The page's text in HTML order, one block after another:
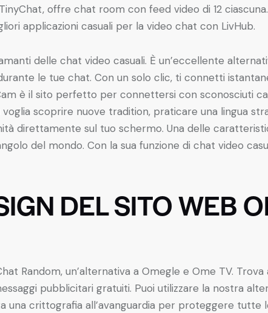
offre chat room con feed video di 12 ciascuna.
applicazioni casuali per la video chat con LivHub.
delle chat video casuali. È un’eccellente
le tue chat. Con un solo clic, ti connetti
è il sito perfetto per connettersi con sconosciuti
scoprire nuove tradition, praticare una lingua
direttamente sul tuo schermo. Una delle
del mondo. Con la sua funzione di chat video
DEL SITO WEB
Random, un’alternativa a Omegle e Ome TV.
pubblicitari gratuiti. Puoi utilizzare la nostra
una crittografia all’avanguardia per proteggere tutte